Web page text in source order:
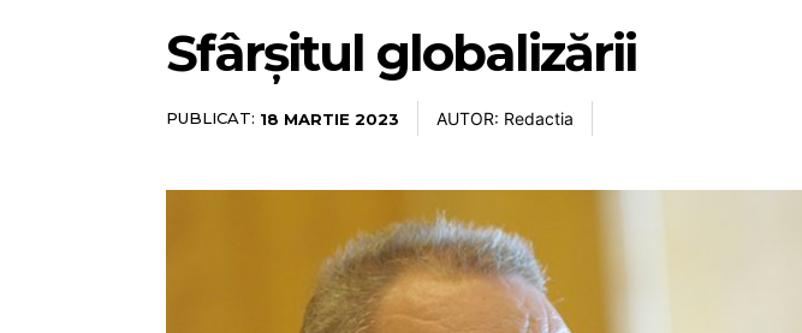
Sfârșitul globalizării
PUBLICAT: 18 MARTIE 2023 AUTOR: Redactia